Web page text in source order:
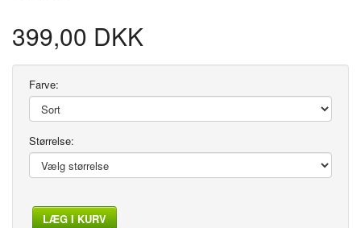
399,00 DKK
Farve:
Størrelse:
LÆG I KURV